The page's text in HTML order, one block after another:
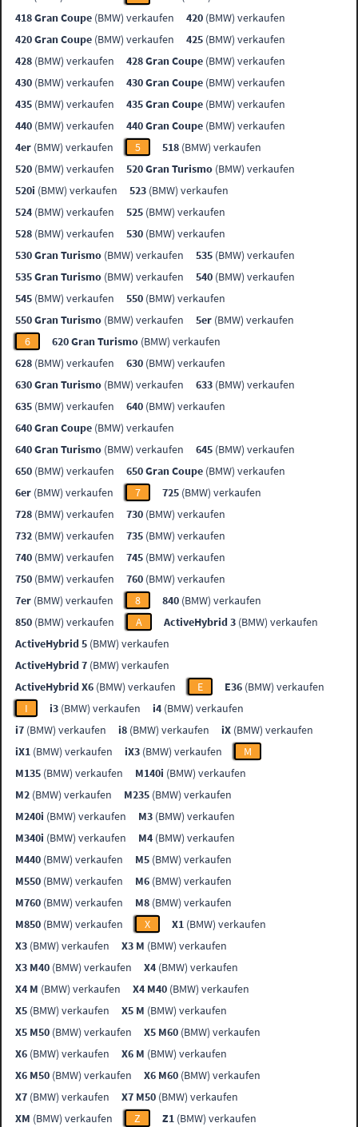
418 Gran Coupe (BMW) verkaufen 420 (BMW) verkaufen
420 Gran Coupe (BMW) verkaufen 425 (BMW) verkaufen
428 (BMW) verkaufen 428 Gran Coupe (BMW) verkaufen
430 (BMW) verkaufen 430 Gran Coupe (BMW) verkaufen
435 (BMW) verkaufen 435 Gran Coupe (BMW) verkaufen
440 (BMW) verkaufen 440 Gran Coupe (BMW) verkaufen
4er (BMW) verkaufen 5 518 (BMW) verkaufen
520 (BMW) verkaufen 520 Gran Turismo (BMW) verkaufen
520i (BMW) verkaufen 523 (BMW) verkaufen
524 (BMW) verkaufen 525 (BMW) verkaufen
528 (BMW) verkaufen 530 (BMW) verkaufen
530 Gran Turismo (BMW) verkaufen 535 (BMW) verkaufen
535 Gran Turismo (BMW) verkaufen 540 (BMW) verkaufen
545 (BMW) verkaufen 550 (BMW) verkaufen
550 Gran Turismo (BMW) verkaufen 5er (BMW) verkaufen
6
620 Gran Turismo (BMW) verkaufen
628 (BMW) verkaufen 630 (BMW) verkaufen
630 Gran Turismo (BMW) verkaufen 633 (BMW) verkaufen
635 (BMW) verkaufen 640 (BMW) verkaufen
640 Gran Coupe (BMW) verkaufen
640 Gran Turismo (BMW) verkaufen 645 (BMW) verkaufen
650 (BMW) verkaufen 650 Gran Coupe (BMW) verkaufen
6er (BMW) verkaufen 7 725 (BMW) verkaufen
728 (BMW) verkaufen 730 (BMW) verkaufen
732 (BMW) verkaufen 735 (BMW) verkaufen
740 (BMW) verkaufen 745 (BMW) verkaufen
750 (BMW) verkaufen 760 (BMW) verkaufen
7er (BMW) verkaufen 8 840 (BMW) verkaufen
850 (BMW) verkaufen A ActiveHybrid 3 (BMW) verkaufen
ActiveHybrid 5 (BMW) verkaufen
ActiveHybrid 7 (BMW) verkaufen
ActiveHybrid X6 (BMW) verkaufen E E36 (BMW) verkaufen
I
i3 (BMW) verkaufen i4 (BMW) verkaufen
i7 (BMW) verkaufen i8 (BMW) verkaufen iX (BMW) verkaufen
iX1 (BMW) verkaufen iX3 (BMW) verkaufen
M
M135 (BMW) verkaufen M140i (BMW) verkaufen
M2 (BMW) verkaufen M235 (BMW) verkaufen
M240i (BMW) verkaufen M3 (BMW) verkaufen
M340i (BMW) verkaufen M4 (BMW) verkaufen
M440 (BMW) verkaufen M5 (BMW) verkaufen
M550 (BMW) verkaufen M6 (BMW) verkaufen
M760 (BMW) verkaufen M8 (BMW) verkaufen
M850 (BMW) verkaufen X X1 (BMW) verkaufen
X3 (BMW) verkaufen X3 M (BMW) verkaufen
X3 M40 (BMW) verkaufen X4 (BMW) verkaufen
X4 M (BMW) verkaufen X4 M40 (BMW) verkaufen
X5 (BMW) verkaufen X5 M (BMW) verkaufen
X5 M50 (BMW) verkaufen X5 M60 (BMW) verkaufen
X6 (BMW) verkaufen X6 M (BMW) verkaufen
X6 M50 (BMW) verkaufen X6 M60 (BMW) verkaufen
X7 (BMW) verkaufen X7 M50 (BMW) verkaufen
XM (BMW) verkaufen Z Z1 (BMW) verkaufen